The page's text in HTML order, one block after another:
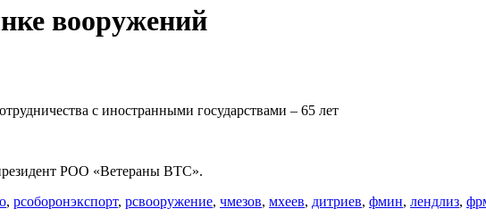
вооружений
с иностранными государствами – 65 лет
РОО «Ветераны ВТС».
, рсоборонэкспорт, рсвооружение, чмезов, мхеев, дитриев, фмин, лендлиз,